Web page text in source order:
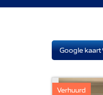
Google kaart
Verhuurd